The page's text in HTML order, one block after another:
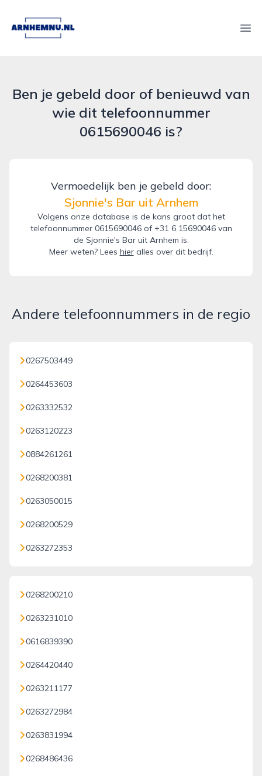
arnhemnu.nl
Ben je gebeld door of benieuwd van
wie dit telefoonnummer
0615690046 is?
Vermoedelijk ben je gebeld door:
Sjonnie's Bar uit Arnhem
Volgens onze database is de kans groot dat het
telefoonnummer 0615690046 of +31 6 15690046 van
de Sjonnie's Bar uit Arnhem is.
Meer weten? Lees hieralles over dit bedrijf.
Andere telefoonnummers in de regio
0267503449
0264453603
0263332532
0263120223
0884261261
0268200381
0263050015
0268200529
0263272353
0268200210
0263231010
0616839390
0264420440
0263211177
0263272984
0263831994
0268486436